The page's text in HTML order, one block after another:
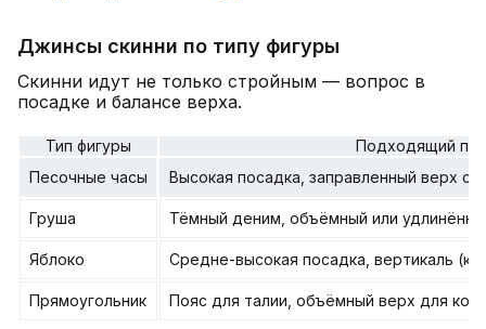
Джинсы скинни по типу фигуры
Скинни идут не только стройным — вопрос в
посадке и балансе верха.
Тип фигуры
Подходящий
Песочные часы
Высокая посадка, заправленный верх с
Груша Тёмный деним, объёмный или
Яблоко Средне-высокая посадка, вертикаль
Прямоугольник Пояс для талии, объёмный верх для